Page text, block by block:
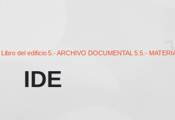
Libro del edificio5.- ARCHIVO DOCUMENTAL 5.5.-
IDE